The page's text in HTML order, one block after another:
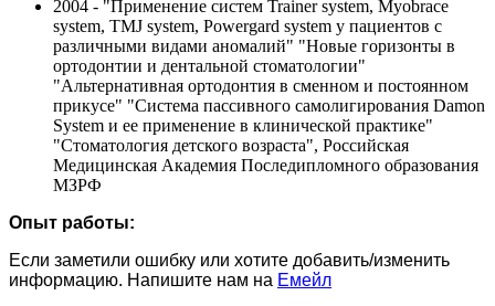
2004 - "Применение систем Trainer system, Myobrace
system, TMJ system, Powergard system у пациентов с
различными видами аномалий" "Новые горизонты в
ортодонтии и дентальной стоматологии"
"Альтернативная ортодонтия в сменном и постоянном
прикусе" "Система пассивного самолигирования Damon
System и ее применение в клинической практике"
"Стоматология детского возраста", Российская
Медицинская Академия Последипломного образования
МЗРФ
Опыт работы:
Если заметили ошибку или хотите добавить/изменить
информацию. Напишите нам на Емейл